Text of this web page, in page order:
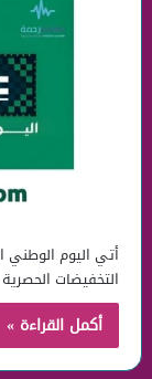
أتي اليوم
التخفيضات
أكمل القراءة »